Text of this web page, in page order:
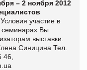
– 2 ноября 2012
Условия участие в
семинарах Вы
выставки:
Синицина Тел.
ua